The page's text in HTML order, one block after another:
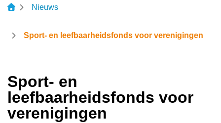
Nieuws
Sport- en leefbaarheidsfonds voor verenigingen
Sport- en
leefbaarheidsfonds voor
verenigingen